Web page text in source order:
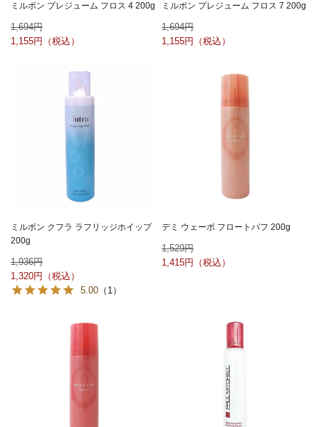
ミルボン プレジューム フロス 4 200g
1,694
1,155
ミルボン プレジューム フロス 7 200g
1,694
1,155
ミルボン クフラ ラフリッジホイップ
200g
1,936
1,320
5.00 （1）
デミ ウェーボ フロートパフ 200g
1,529
1,415